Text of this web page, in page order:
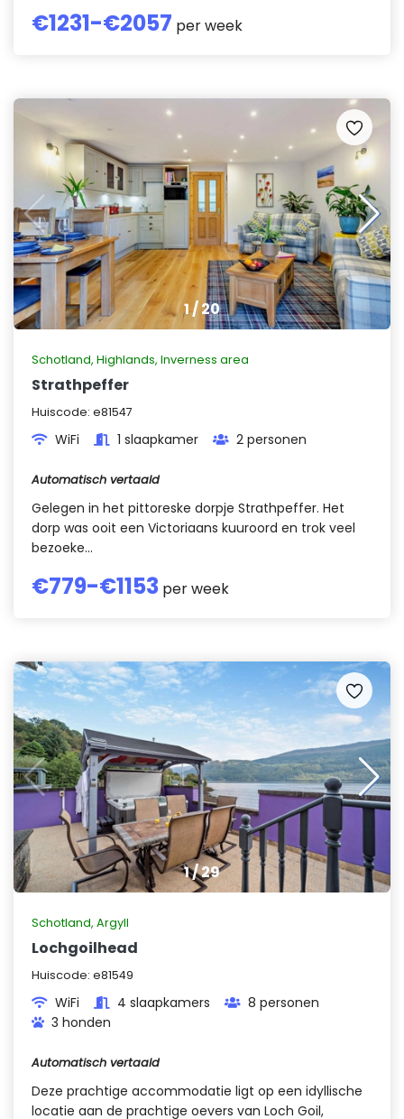
€1231-€2057 per week
1/20
Schotland, Highlands, Inverness area
Strathpeffer
Huiscode: e81547
WiFi 1 slaapkamer 2 personen
Automatisch vertaald
Gelegen in het pittoreske dorpje Strathpeffer. Het
dorp was ooit een Victoriaans kuuroord en trok veel
bezoeke...
€779-€1153 per week
1/29
Schotland, Argyll
Lochgoilhead
Huiscode: e81549
WiFi 4 slaapkamers
8 personen
3 honden
Automatisch vertaald
Deze prachtige accommodatie ligt op een idyllische
locatie aan de prachtige oevers van Loch Goil,